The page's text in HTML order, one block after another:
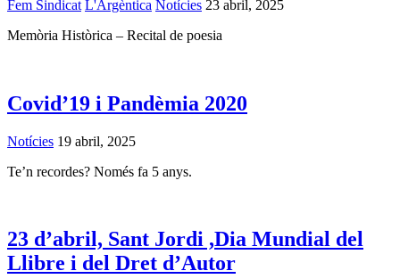
Fem Sindicat L'Argèntica Notícies 23 abril, 2025
Memòria Històrica – Recital de poesia
Covid’19 i Pandèmia 2020
Notícies 19 abril, 2025
Te’n recordes? Només fa 5 anys.
23 d’abril, Sant Jordi ,Dia Mundial del
Llibre i del Dret d’Autor